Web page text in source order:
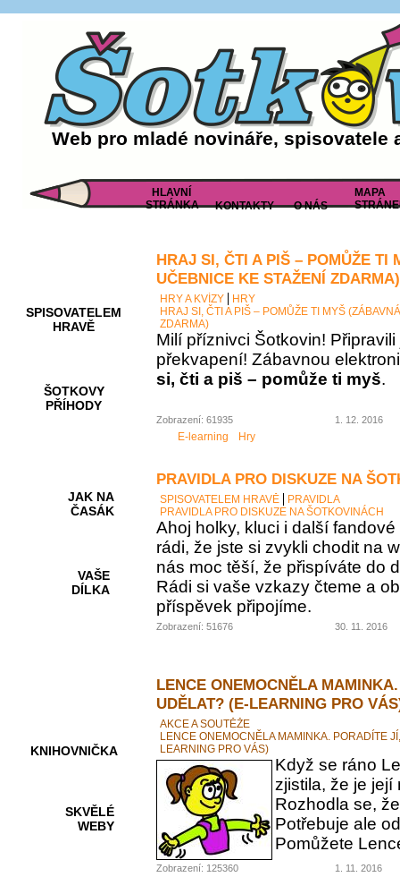
Web pro mladé novináře, spisovatele
HLAVNÍ
STRÁNKA
KONTAKTY O NÁS
MAPA
SPISOVATELEM
HRAVĚ
ŠOTKOVY
PŘÍHODY
JAK NA
ČASÁK
VAŠE
DÍLKA
KNIHOVNIČKA
SKVĚLÉ
WEBY
HRAJ SI, ČTI A PIŠ – POMŮŽE TI
UČEBNICE KE STAŽENÍ ZDARMA)
HRY A KVÍZY
HRY
HRAJ SI, ČTI A PIŠ – POMŮŽE TI MYŠ
ZDARMA)
Milí příznivci Šotkovin!
překvapení! Zábavnou
si, čti a piš – pomůže ti myš.
Zobrazení: 61935 1. 12. 2016
E-learning Hry
PRAVIDLA PRO DISKUZE NA
SPISOVATELEM HRAVĚ
PRAVIDLA
PRAVIDLA PRO DISKUZE NA ŠOTKOVINÁCH
Ahoj holky, kluci i další
rádi, že jste si zvykli chodit na
nás moc těší, že přispíváte do
Rádi si vaše vzkazy čteme a
příspěvek připojíme.
Zobrazení: 51676 30. 11. 2016
LENCE ONEMOCNĚLA
UDĚLAT? (E-LEARNING PRO
AKCE A SOUTĚŽE
LENCE ONEMOCNĚLA MAMINKA. PORADÍTE
LEARNING PRO VÁS)
Když se ráno
zjistila, že je její
Rozhodla se,
Potřebuje ale
Pomůžete
Zobrazení: 125360 1. 11. 2016